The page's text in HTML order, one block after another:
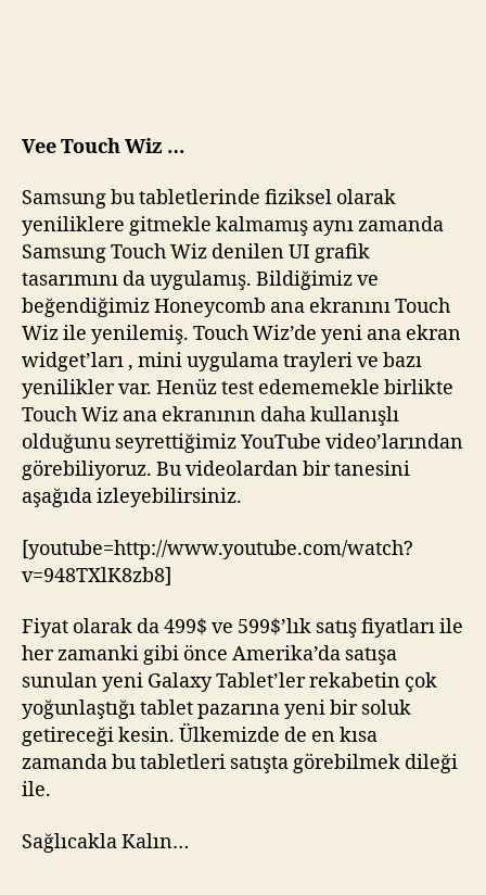
Vee Touch Wiz …
Samsung bu tabletlerinde fiziksel olarak
yeniliklere gitmekle kalmamış aynı zamanda
Samsung Touch Wiz denilen UI grafik
tasarımını da uygulamış. Bildiğimiz ve
beğendiğimiz Honeycomb ana ekranını Touch
Wiz ile yenilemiş. Touch Wiz’de yeni ana ekran
widget’ları , mini uygulama trayleri ve bazı
yenilikler var. Henüz test edememekle birlikte
Touch Wiz ana ekranının daha kullanışlı
olduğunu seyrettiğimiz YouTube video’larından
görebiliyoruz. Bu videolardan bir tanesini
aşağıda izleyebilirsiniz.
[youtube=http://www.youtube.com/watch?
v=948TXlK8zb8]
Fiyat olarak da 499$ ve 599$’lık satış fiyatları ile
her zamanki gibi önce Amerika’da satışa
sunulan yeni Galaxy Tablet’ler rekabetin çok
yoğunlaştığı tablet pazarına yeni bir soluk
getireceği kesin. Ülkemizde de en kısa
zamanda bu tabletleri satışta görebilmek dileği
ile.
Sağlıcakla Kalın…